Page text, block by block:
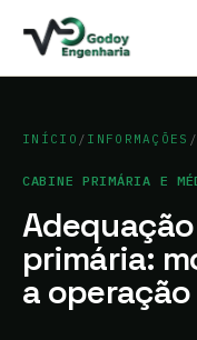
INÍCIO / INFORMAÇÕES /
CABINE PRIMÁRIA E
primária:
a operação